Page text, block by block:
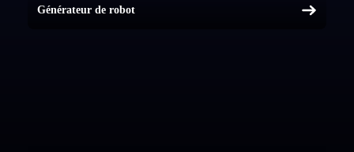
Générateur de robot